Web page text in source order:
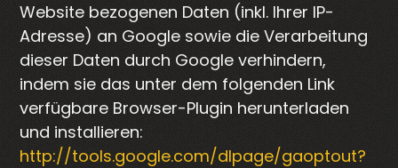
Website bezogenen Daten (inkl. Ihrer IP-
Adresse) an Google sowie die Verarbeitung
dieser Daten durch Google verhindern,
indem sie das unter dem folgenden Link
verfügbare Browser-Plugin herunterladen
und installieren:
http://tools.google.com/dlpage/gaoptout?